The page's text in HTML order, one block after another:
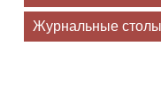
Журнальные столы